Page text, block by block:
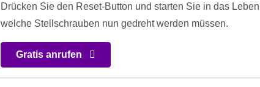
Drücken Sie den Reset-Button und starten Sie in das
welche Stellschrauben nun gedreht werden müssen.
Gratis anrufen